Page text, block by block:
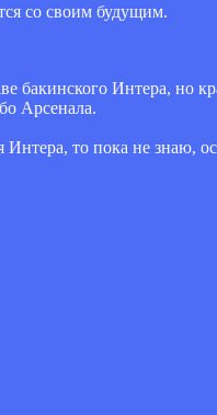
со своим будущим.
бакинского Интера, но
Арсенала.
то пока не знаю,